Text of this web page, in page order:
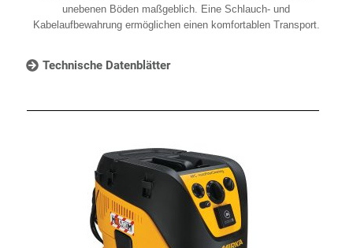
unebenen Böden maßgeblich. Eine Schlauch- und
Kabelaufbewahrung ermöglichen einen komfortablen Transport.
Technische Datenblätter